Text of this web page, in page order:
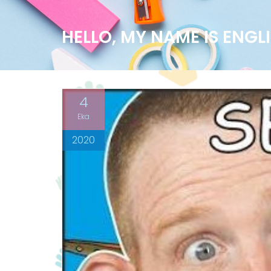
HELLO, MY NAME IS
4
Eka
2020